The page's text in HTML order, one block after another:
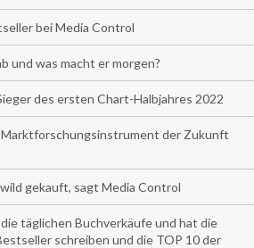
bei Media Control
und was macht er morgen?
des ersten Chart-Halbjahres 2022
der Zukunft
gekauft, sagt Media Control
täglichen Buchverkäufe und hat die
schreiben und die TOP 10 der